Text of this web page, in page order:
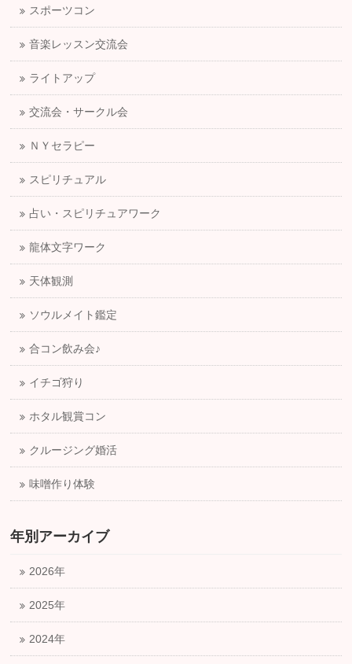
スポーツコン
音楽レッスン交流会
ライトアップ
交流会・サークル会
ＮＹセラピー
スピリチュアル
占い・スピリチュアワーク
龍体文字ワーク
天体観測
ソウルメイト鑑定
合コン飲み会♪
イチゴ狩り
ホタル観賞コン
クルージング婚活
味噌作り体験
年別アーカイブ
2026年
2025年
2024年